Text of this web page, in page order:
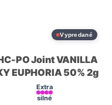
Vypredané
PO Joint VANILLA
EUPHORIA 50% 2g
Extra
silné